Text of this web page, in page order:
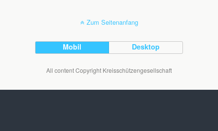
Zum Seitenanfang
Mobil Desktop
All content Copyright Kreisschützengesellschaft